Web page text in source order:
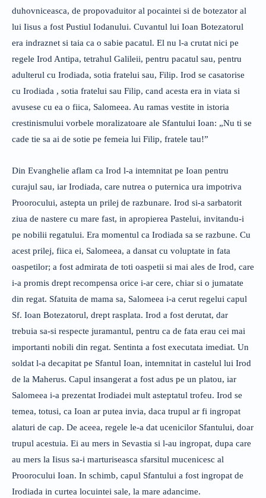
duhovniceasca, de propovaduitor al pocaintei si de botezator al
lui Iisus a fost Pustiul Iodanului. Cuvantul lui Ioan Botezatorul
era indraznet si taia ca o sabie pacatul. El nu l-a crutat nici pe
regele Irod Antipa, tetrahul Galileii, pentru pacatul sau, pentru
adulterul cu Irodiada, sotia fratelui sau, Filip. Irod se casatorise
cu Irodiada , sotia fratelui sau Filip, cand acesta era in viata si
avusese cu ea o fiica, Salomeea. Au ramas vestite in istoria
crestinismului vorbele moralizatoare ale Sfantului Ioan: „Nu ti se
cade tie sa ai de sotie pe femeia lui Filip, fratele tau!”
Din Evanghelie aflam ca Irod l-a intemnitat pe Ioan pentru
curajul sau, iar Irodiada, care nutrea o puternica ura impotriva
Proorocului, astepta un prilej de razbunare. Irod si-a sarbatorit
ziua de nastere cu mare fast, in apropierea Pastelui, invitandu-i
pe nobilii regatului. Era momentul ca Irodiada sa se razbune. Cu
acest prilej, fiica ei, Salomeea, a dansat cu voluptate in fata
oaspetilor; a fost admirata de toti oaspetii si mai ales de Irod, care
i-a promis drept recompensa orice i-ar cere, chiar si o jumatate
din regat. Sfatuita de mama sa, Salomeea i-a cerut regelui capul
Sf. Ioan Botezatorul, drept rasplata. Irod a fost derutat, dar
trebuia sa-si respecte juramantul, pentru ca de fata erau cei mai
importanti nobili din regat. Sentinta a fost executata imediat. Un
soldat l-a decapitat pe Sfantul Ioan, intemnitat in castelul lui Irod
de la Maherus. Capul insangerat a fost adus pe un platou, iar
Salomeea i-a prezentat Irodiadei mult asteptatul trofeu. Irod se
temea, totusi, ca Ioan ar putea invia, daca trupul ar fi ingropat
alaturi de cap. De aceea, regele le-a dat ucenicilor Sfantului, doar
trupul acestuia. Ei au mers in Sevastia si l-au ingropat, dupa care
au mers la Iisus sa-i marturiseasca sfarsitul mucenicesc al
Proorocului Ioan. In schimb, capul Sfantului a fost ingropat de
Irodiada in curtea locuintei sale, la mare adancime.